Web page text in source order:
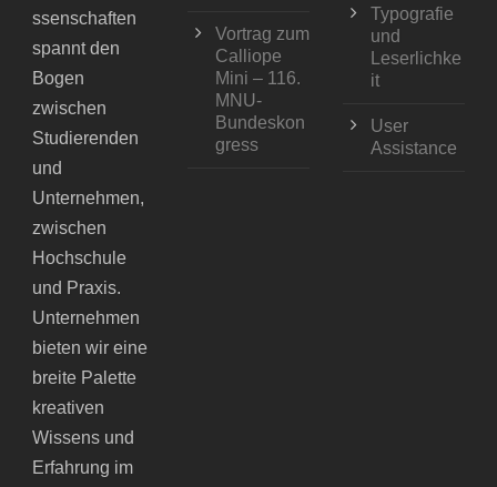
ssenschaften
spannt den
Bogen
zwischen
Studierenden
und
Unternehmen,
zwischen
Hochschule
und Praxis.
Unternehmen
bieten wir eine
breite Palette
kreativen
Wissens und
Erfahrung im
Vortrag zum
Calliope
Mini – 116.
MNU-
Bundeskon
gress
Typografie
und
Leserlichke
it
User
Assistance